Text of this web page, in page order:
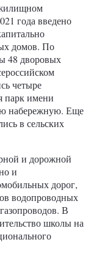
года введено
домов. По
48 дворовых
четыре
парк имени
набережную. Еще
в сельских
и дорожной
и
дорог,
водопроводных
В
школы на